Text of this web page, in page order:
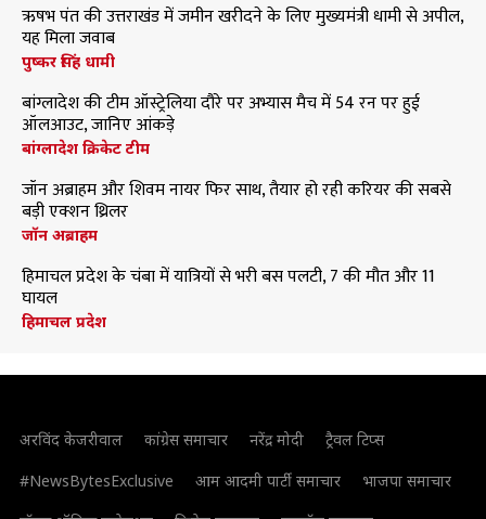
ऋषभ पंत की उत्तराखंड में जमीन खरीदने के लिए मुख्यमंत्री धामी से अपील,
यह मिला जवाब
पुष्कर सिंह धामी
बांग्लादेश की टीम ऑस्ट्रेलिया दौरे पर अभ्यास मैच में 54 रन पर हुई
ऑलआउट, जानिए आंकड़े
बांग्लादेश क्रिकेट टीम
जॉन अब्राहम और शिवम नायर फिर साथ, तैयार हो रही करियर की सबसे
बड़ी एक्शन थ्रिलर
जॉन अब्राहम
हिमाचल प्रदेश के चंबा में यात्रियों से भरी बस पलटी, 7 की मौत और 11
घायल
हिमाचल प्रदेश
अरविंद केजरीवाल कांग्रेस समाचार नरेंद्र मोदी
ट्रैवल टिप्स
#NewsBytesExclusive
आम आदमी पार्टी समाचार
भाजपा समाचार